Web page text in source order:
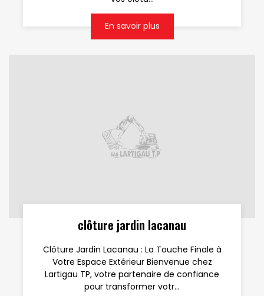
En savoir plus
clôture jardin lacanau
Clôture Jardin Lacanau : La Touche Finale à
Votre Espace Extérieur Bienvenue chez
Lartigau TP, votre partenaire de confiance
pour transformer votr...